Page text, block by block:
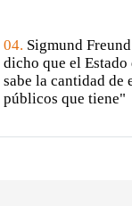
04. Sigmund
dicho que el
sabe la cantidad de
públicos que tiene"